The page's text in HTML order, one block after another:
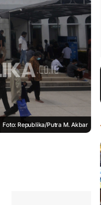
Foto: Republika/Putra M. Akbar